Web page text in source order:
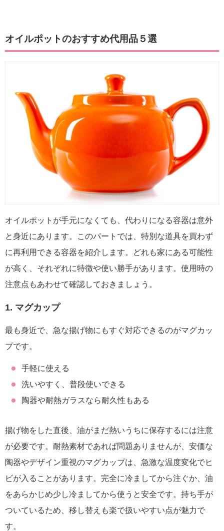
オイルポットのおすすめ代用品５選
オイルポットが手元になくても、代わりになる容器は意外
と身近にあります。このパートでは、特別な道具を買わず
に再利用できる容器を紹介します。どれも家にある可能性
が高く、それぞれに特徴や使い勝手があります。使用時の
注意点もあわせて確認しておきましょう。
1. マグカップ
最も身近で、急な揚げ物にもすぐ対応できるのがマグカッ
プです。
手軽に使える
洗いやすく、普段使いできる
陶器や耐熱ガラスなら耐久性もある
揚げ物をした直後、油がまだ熱いうちに保存するには注意
が必要です。耐熱素材であれば問題ありませんが、安価な
陶器やデザイン重視のマグカップは、急激な温度変化でヒ
ビが入ることがあります。完全に冷ましてから注ぐか、油
をあらかじめ少し冷ましてから使うと安全です。持ち手が
ついているため、移し替えも楽で扱いやすい点が魅力で
す。